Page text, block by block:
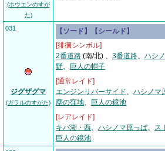
(ホウエンのすが
た)
031
ジグザグマ
(ガラルのすがた)
【ソード】【シールド】
[徘徊シンボル]
2番道路 (南/北) 、 3番道路、 ハシ
野、
巨人の帽子
[通常レイド]
エンジンリバーサイド、 ハシノマ
塵の窪地、
巨人の鏡池
[レアレイド]
キバ湖・西、 ハシノマ原っぱ、 ス
巨人の鏡池